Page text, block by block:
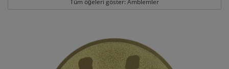
Tüm öğeleri göster: Amblemler